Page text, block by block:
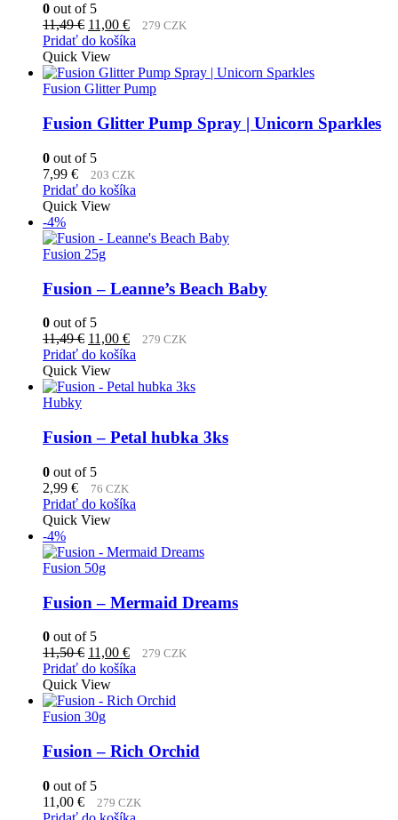
0 out of 5
11,49€ Pôvodná
cena
bola:
11,49 €.
11,00 €Aktuálna
cena
11,00 €.
279 CZK
Pridať do košíka
Quick View
Fusion Glitter Pump
Fusion Glitter Pump Spray | Unicorn Sparkles
0 out of 5
7,99 € 203 CZK
Pridať do košíka
Quick View
-4%
Fusion 25g
Fusion – Leanne’s Beach Baby
0 out of 5
11,49€ Pôvodná
cena
bola:
11,49 €.
11,00 €Aktuálna
cena
11,00 €.
279 CZK
Pridať do košíka
Quick View
Hubky
Fusion – Petal hubka 3ks
0 out of 5
2,99 € 76 CZK
Pridať do košíka
Quick View
-4%
Fusion 50g
Fusion – Mermaid Dreams
0 out of 5
11,50€ Pôvodná
cena
bola:
11,50 €.
11,00 €Aktuálna
cena
11,00 €.
279 CZK
Pridať do košíka
Quick View
Fusion 30g
Fusion – Rich Orchid
0 out of 5
11,00 € 279 CZK